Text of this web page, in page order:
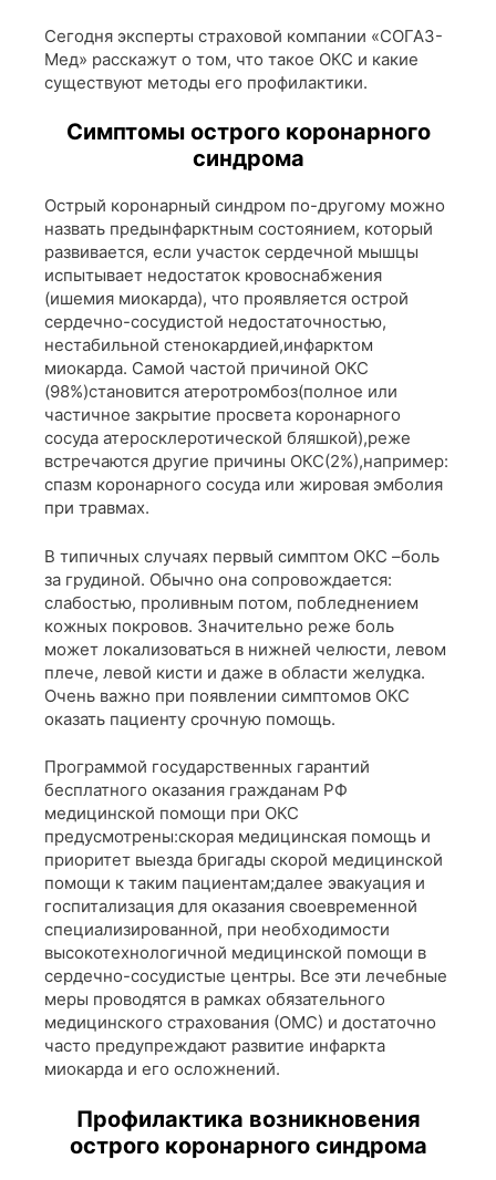
Сегодня эксперты страховой компании «СОГАЗ-
Мед» расскажут о том, что такое ОКС и какие
существуют методы его профилактики.
Симптомы острого коронарного
синдрома
Острый коронарный синдром по-другому можно
назвать предынфарктным состоянием, который
развивается, если участок сердечной мышцы
испытывает недостаток кровоснабжения
(ишемия миокарда), что проявляется острой
сердечно-сосудистой недостаточностью,
нестабильной стенокардией,инфарктом
миокарда. Самой частой причиной ОКС
(98%)становится атеротромбоз(полное или
частичное закрытие просвета коронарного
сосуда атеросклеротической бляшкой),реже
встречаются другие причины ОКС(2%),например:
спазм коронарного сосуда или жировая эмболия
при травмах.
В типичных случаях первый симптом ОКС –боль
за грудиной. Обычно она сопровождается:
слабостью, проливным потом, побледнением
кожных покровов. Значительно реже боль
может локализоваться в нижней челюсти, левом
плече, левой кисти и даже в области желудка.
Очень важно при появлении симптомов ОКС
оказать пациенту срочную помощь.
Программой государственных гарантий
бесплатного оказания гражданам РФ
медицинской помощи при ОКС
предусмотрены:скорая медицинская помощь и
приоритет выезда бригады скорой медицинской
помощи к таким пациентам;далее эвакуация и
госпитализация для оказания своевременной
специализированной, при необходимости
высокотехнологичной медицинской помощи в
сердечно-сосудистые центры. Все эти лечебные
меры проводятся в рамках обязательного
медицинского страхования (ОМС) и достаточно
часто предупреждают развитие инфаркта
миокарда и его осложнений.
Профилактика возникновения
острого коронарного синдрома